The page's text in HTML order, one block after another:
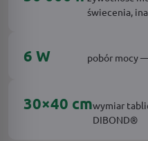
świecenia,
6 W pobór mocy
30×40 cmwymiar
DIBOND®